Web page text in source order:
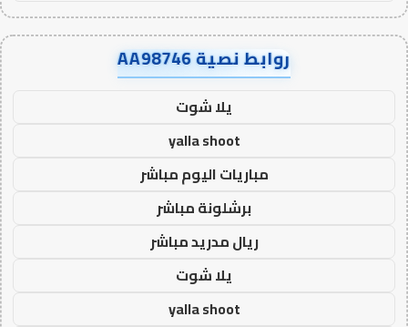
روابط نصية AA98746
يلا شوت
yalla shoot
مباريات اليوم مباشر
برشلونة مباشر
ريال مدريد مباشر
يلا شوت
yalla shoot